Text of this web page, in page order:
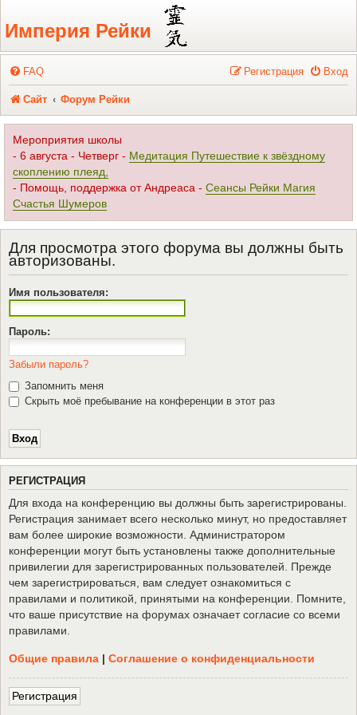
Регистрация
Империя Рейки
FAQ Вход
Регистрация
Сайт Форум Рейки
Мероприятия школы
- 6 августа - Четверг - Медитация Путешествие к звёздному
скоплению плеяд,
- Помощь, поддержка от Андреаса - Сеансы Рейки Магия
Счастья Шумеров
Для просмотра этого форума вы должны быть
авторизованы.
Имя пользователя:
Пароль:
Забыли пароль?
Запомнить меня
Скрыть моё пребывание на конференции в этот раз
РЕГИСТРАЦИЯ
Для входа на конференцию вы должны быть зарегистрированы.
Регистрация занимает всего несколько минут, но предоставляет
вам более широкие возможности. Администратором
конференции могут быть установлены также дополнительные
привилегии для зарегистрированных пользователей. Прежде
чем зарегистрироваться, вам следует ознакомиться с
правилами и политикой, принятыми на конференции. Помните,
что ваше присутствие на форумах означает согласие со всеми
правилами.
Общие правила | Соглашение о конфиденциальности
Регистрация